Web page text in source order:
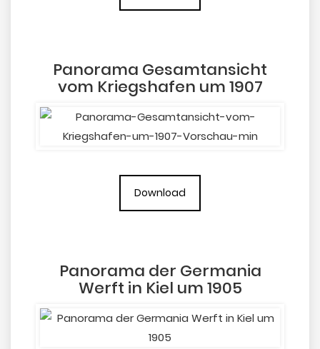
Panorama Gesamtansicht
vom Kriegshafen um 1907
Download
Panorama der Germania
Werft in Kiel um 1905